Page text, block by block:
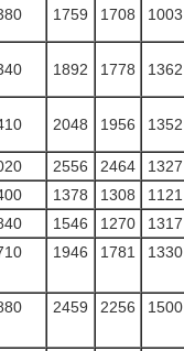
1003
1708
1759
1362
1778
1892
1352
1956
2048
1327
2464
2556
1121
1308
1378
1317
1270
1546
1330
1781
1946
1500
2256
2459